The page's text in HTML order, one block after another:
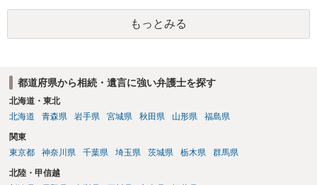
見積もりをとって）、一番安いところでやってもらうことに決めれ
ば、キューちゃんママさんの御希望をかなえることができるのではな
いでしょうか。 あるいは相続放棄であれば御自分でできなくもないと
を確認し、印紙と共に家庭裁判所に提出して相続放棄申述受理通知書
もっとみる
都道府県から相続・遺言に強い弁護士を探す
北海道・東北
北海道
青森県 岩手県 宮城県 秋田県 山形県 福島県
関東
東京都
神奈川県 千葉県 埼玉県 茨城県 栃木県 群馬県
北陸・甲信越